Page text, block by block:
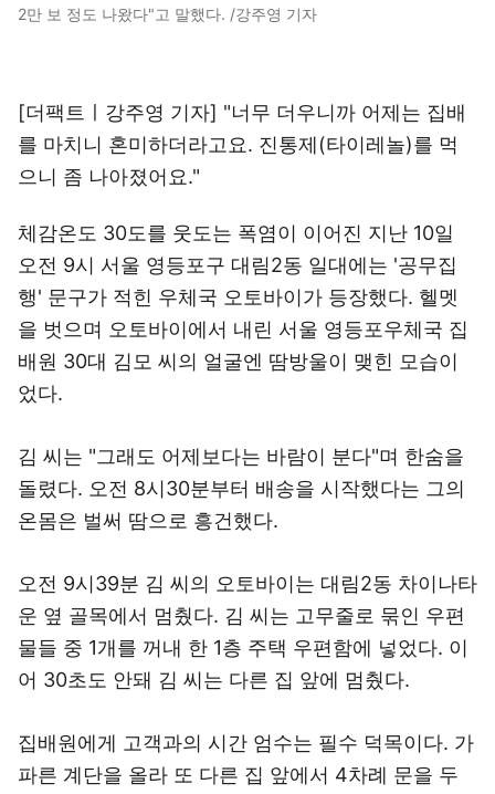
2만 보 정도 나왔다"고 말했다. /강주영 기자
[더팩트ㅣ강주영 기자] "너무 더우니까 어제는 집배
를 마치니 혼미하더라고요. 진통제(타이레놀)를 먹
으니 좀 나아졌어요."
체감온도 30도를 웃도는 폭염이 이어진 지난 10일
오전 9시 서울 영등포구 대림2동 일대에는 '공무집
행' 문구가 적힌 우체국 오토바이가 등장했다. 헬멧
을 벗으며 오토바이에서 내린 서울 영등포우체국 집
배원 30대 김모 씨의 얼굴엔 땀방울이 맺힌 모습이
었다.
김 씨는 "그래도 어제보다는 바람이 분다"며 한숨을
돌렸다. 오전 8시30분부터 배송을 시작했다는 그의
온몸은 벌써 땀으로 흥건했다.
오전 9시39분 김 씨의 오토바이는 대림2동 차이나타
운 옆 골목에서 멈췄다. 김 씨는 고무줄로 묶인 우편
물들 중 1개를 꺼내 한 1층 주택 우편함에 넣었다. 이
어 30초도 안돼 김 씨는 다른 집 앞에 멈췄다.
집배원에게 고객과의 시간 엄수는 필수 덕목이다. 가
파른 계단을 올라 또 다른 집 앞에서 4차례 문을 두